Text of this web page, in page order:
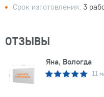
Срок изготовления: 3
ОТЗЫВЫ
Яна, Вологда
11